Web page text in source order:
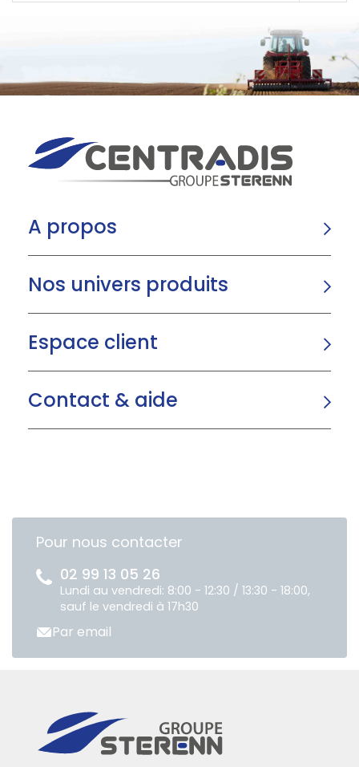
A propos
Nos univers produits
Espace client
Contact & aide
Pour nous contacter
02 99 13 05 26
Lundi au vendredi: 8:00 - 12:30 / 13:30 - 18:00,
sauf le vendredi à 17h30
Par email